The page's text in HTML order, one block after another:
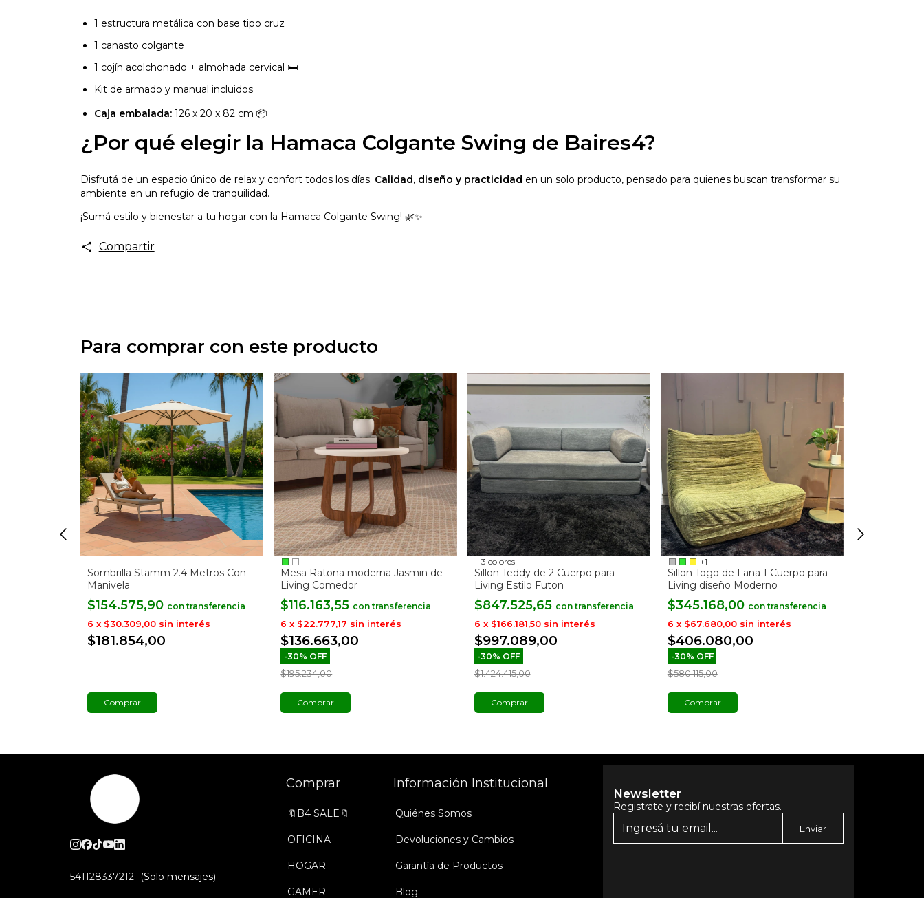
1 estructura metálica con base tipo cruz
1 canasto colgante
1 cojín acolchonado + almohada cervical 🛏️
Kit de armado y manual incluidos
Caja embalada: 126 x 20 x 82 cm 📦
¿Por qué elegir la Hamaca Colgante Swing de Baires4?
Disfrutá de un espacio único de relax y confort todos los días. Calidad, diseño y practicidad en un solo producto, pensado para quienes buscan transformar su
ambiente en un refugio de tranquilidad.
¡Sumá estilo y bienestar a tu hogar con la Hamaca Colgante Swing! 🌿✨
Compartir
Para comprar con este producto
Sombrilla Stamm 2.4 Metros Con
Manivela
$154.575,90 con
$181.854,00
6 x $30.309,00 sin interés
Mesa Ratona moderna Jasmin de
Living Comedor
$116.163,55 con
$136.663,00
-30% OFF
$195.234,00
6 x $22.777,17 sin interés
Comprar
3 colores
Sillon Teddy de 2 Cuerpo para
Living Estilo Futon
$847.525,65 con
$997.089,00
-30% OFF
$1.424.415,00
6 x $166.181,50 sin interés
Comprar
+1
Sillon Togo de Lana 1 Cuerpo para
Living diseño Moderno
$345.168,00 con
$406.080,00
-30% OFF
$580.115,00
6 x $67.680,00 sin interés
Comprar
541128337212
Comprar
🔖B4 SALE🔖
OFICINA
HOGAR
GAMER
Información Institucional
Quiénes Somos
Devoluciones y Cambios
Garantía de Productos
Blog
Newsletter
Registrate y recibí nuestras ofertas.